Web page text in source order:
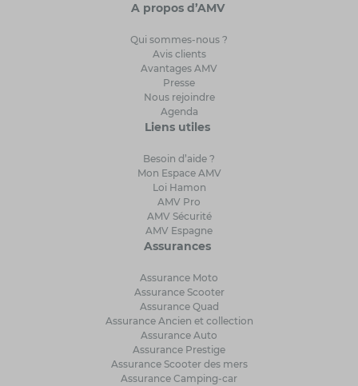
A propos d’AMV
Qui sommes-nous ?
Avis clients
Avantages AMV
Presse
Nous rejoindre
Agenda
Liens utiles
Besoin d’aide ?
Mon Espace AMV
Loi Hamon
AMV Pro
AMV Sécurité
AMV Espagne
Assurances
Assurance Moto
Assurance Scooter
Assurance Quad
Assurance Ancien et collection
Assurance Auto
Assurance Prestige
Assurance Scooter des mers
Assurance Camping-car